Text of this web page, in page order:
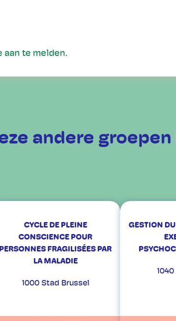
aan te melden.
andere
CYCLE DE PLEINE
CONSCIENCE POUR
PERSONNES FRAGILISÉES PAR
LA MALADIE
1000 Stad Brussel
GESTION DU